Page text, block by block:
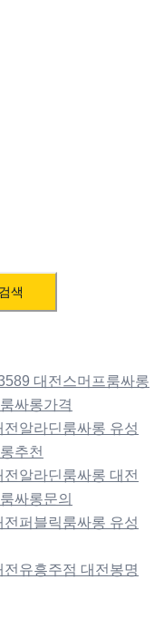
대전스머프룸싸롱
싸롱가격
알라딘룸싸롱 유성
추천
알라딘룸싸롱 대전
싸롱문의
퍼블릭룸싸롱 유성
유흥주점 대전봉명